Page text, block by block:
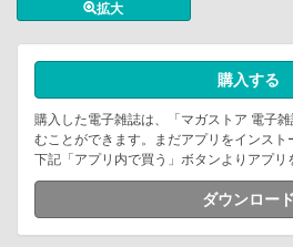
拡大
購入する
購入した電子雑誌は、「マガストア 電子
むことができます。まだアプリをインスト
下記「アプリ内で買う」ボタンよりアプリ
ダウンロード